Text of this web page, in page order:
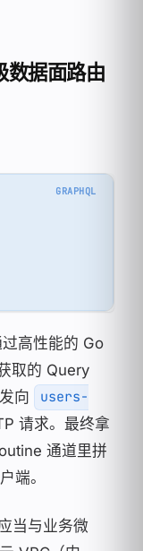
数据面路由
过高性能的 Go
取的 Query
向
users-
请求。最终拿
通道里拼
端。
当与业务微